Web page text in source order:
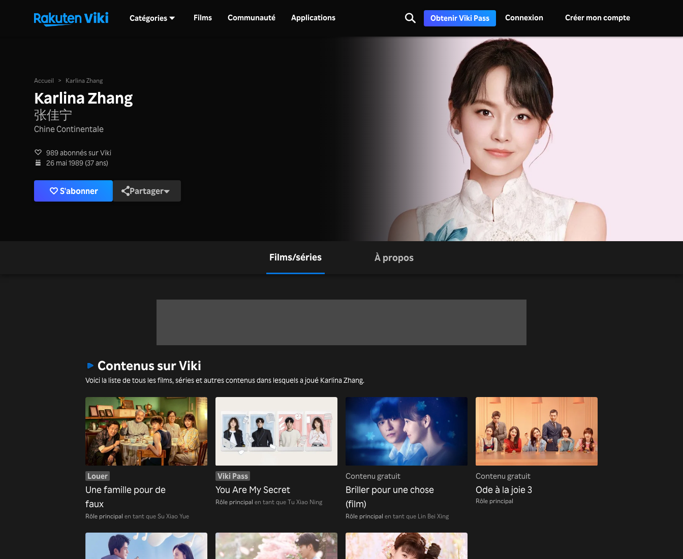
Catégories Films Communauté Applications Obtenir Viki Pass Connexion Créer mon compte
Accueil > Karlina Zhang
Karlina Zhang
张佳宁
Chine Continentale
989 abonnés sur Viki
26 mai 1989 (37 ans)
S'abonner Partager
Films/séries À propos
Contenus sur Viki
Voici la liste de tous les films, séries et autres contenus dans lesquels a joué Karlina Zhang.
Louer
Une famille pour de
faux
Rôle principal en tant que Su Xiao Yue
Viki Pass
You Are My Secret
Rôle principal en tant que Tu Xiao Ning
Contenu gratuit
Briller pour une chose
(film)
Rôle principal en tant que Lin Bei Xing
Contenu gratuit
Ode à la joie 3
Rôle principal